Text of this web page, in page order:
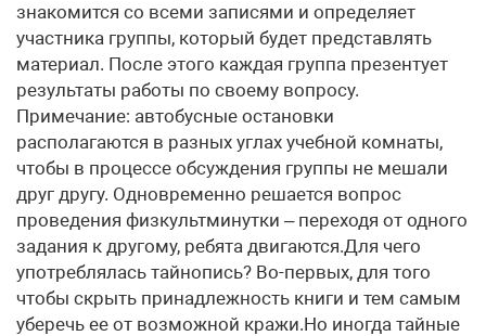
знакомится со всеми записями и определяет
участника группы, который будет представлять
материал. После этого каждая группа презентует
результаты работы по своему вопросу.
Примечание: автобусные остановки
располагаются в разных углах учебной комнаты,
чтобы в процессе обсуждения группы не мешали
друг другу. Одновременно решается вопрос
проведения физкультминутки – переходя от одного
задания к другому, ребята двигаются.Для чего
употреблялась тайнопись? Во-первых, для того
чтобы скрыть принадлежность книги и тем самым
уберечь ее от возможной кражи.Но иногда тайные